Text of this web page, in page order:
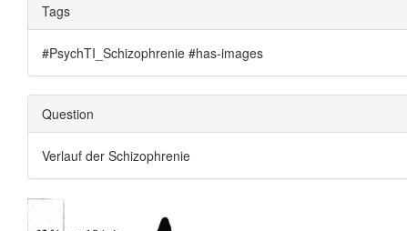
Tags
#PsychTI_Schizophrenie #has-images
Question
Verlauf der Schizophrenie